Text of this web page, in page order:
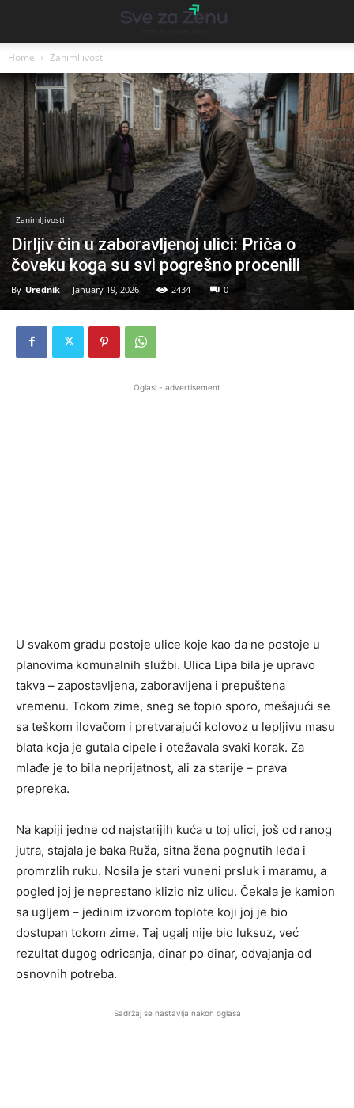
Home Zanimljivosti
Zanimljivosti
Dirljiv čin u zaboravljenoj ulici: Priča o
čoveku koga su svi pogrešno procenili
By Urednik - January 19, 2026 2434 0
Oglasi - advertisement
U svakom gradu postoje ulice koje kao da ne postoje u
planovima komunalnih službi. Ulica Lipa bila je upravo
takva – zapostavljena, zaboravljena i prepuštena
vremenu. Tokom zime, sneg se topio sporo, mešajući se
sa teškom ilovačom i pretvarajući kolovoz u lepljivu masu
blata koja je gutala cipele i otežavala svaki korak. Za
mlađe je to bila neprijatnost, ali za starije – prava
prepreka.
Na kapiji jedne od najstarijih kuća u toj ulici, još od ranog
jutra, stajala je baka Ruža, sitna žena pognutih leđa i
promrzlih ruku. Nosila je stari vuneni prsluk i maramu, a
pogled joj je neprestano klizio niz ulicu. Čekala je kamion
sa ugljem – jedinim izvorom toplote koji joj je bio
dostupan tokom zime. Taj ugalj nije bio luksuz, već
rezultat dugog odricanja, dinar po dinar, odvajanja od
osnovnih potreba.
Sadržaj se nastavlja nakon oglasa